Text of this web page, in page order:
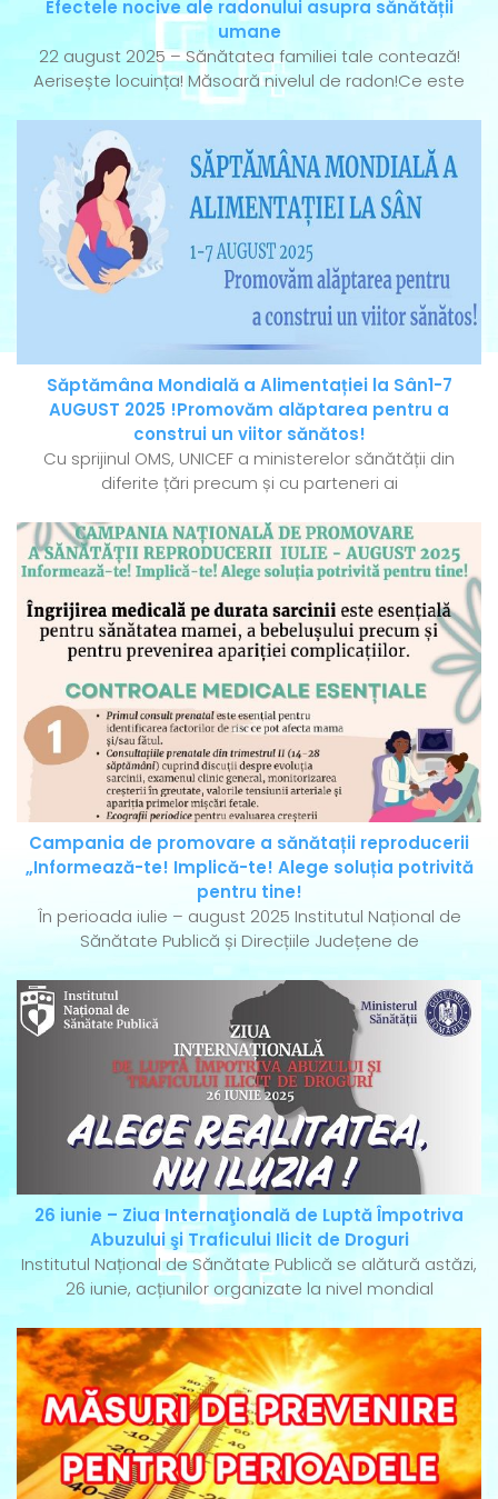
Efectele nocive ale radonului asupra sănătății
umane
22 august 2025 – Sănătatea familiei tale contează!
Aerisește locuința! Măsoară nivelul de radon!Ce este
Săptămâna Mondială a Alimentației la Sân1-7
AUGUST 2025 !Promovăm alăptarea pentru a
construi un viitor sănătos!
Cu sprijinul OMS, UNICEF a ministerelor sănătății din
diferite țări precum și cu parteneri ai
Campania de promovare a sănătații reproducerii
„Informează-te! Implică-te! Alege soluția potrivită
pentru tine!
În perioada iulie – august 2025 Institutul Național de
Sănătate Publică și Direcțiile Județene de
26 iunie – Ziua Internaţională de Luptă Împotriva
Abuzului şi Traficului Ilicit de Droguri
Institutul Național de Sănătate Publică se alătură astăzi,
26 iunie, acțiunilor organizate la nivel mondial